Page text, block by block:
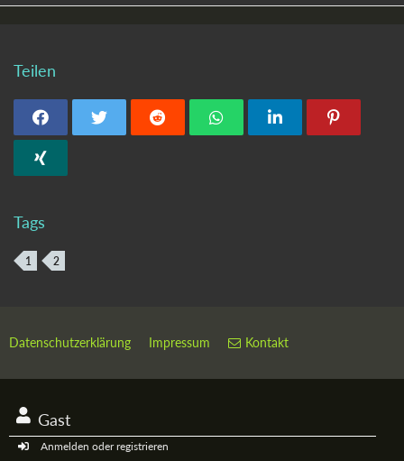
Teilen
Tags
1 2
Datenschutzerklärung Impressum Kontakt
Gast
Anmelden oder registrieren